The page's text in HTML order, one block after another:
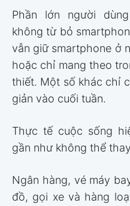
Phần lớn người
không từ bỏ
vẫn giữ smartphone ở
hoặc chỉ mang theo
thiết. Một số khác chỉ
giản vào cuối tuần.
Thực tế cuộc sống
gần như không thể
Ngân hàng, vé máy
đồ, gọi xe và hàng